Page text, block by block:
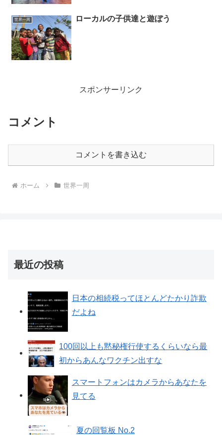
世界一周 ローカルの子供達と遊ぼう
スポンサーリンク
コメント
コメントを書き込む
ホーム 世界一周
最近の投稿
日本の相続税ってほとんどたかり詐欺
だよね
100回以上も黙秘権行使するくらいなら最
初からあんなワクチン出すな
スマートフォンはカメラからあなたを
見てる
夏の回覧板 No.2